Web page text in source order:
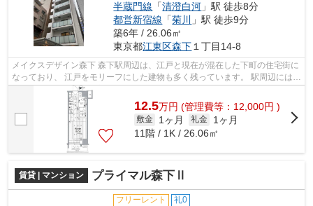
半蔵門線 「清澄白河 」駅 徒歩8分
都営新宿線 「菊川
」駅 徒歩9分
築6年 / 26.06㎡
東京都江東区森下１丁目14-8
メイクスデザイン森下 森下駅周辺は、江戸と現在が混在した下町の住宅街に
なっており、 江戸をモリーフにした建物も多く残っています。 駅周辺には江
東区芭蕉記念館や芭蕉庵史跡展望...
12.5万円 (管理費等：12,000円 )
敷金 1ヶ月 礼金
1ヶ月
11階 / 1K / 26.06㎡
賃貸 | マンション プライマル森下Ⅱ
フリーレント 礼0